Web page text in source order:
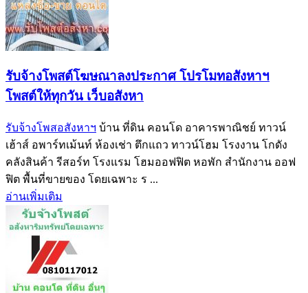
รับจ้างโพสต์โฆษณาลงประกาศ โปรโมทอสังหาฯ
โพสต์ให้ทุกวัน เว็บอสังหา
รับจ้างโพสอสังหาฯ บ้าน ที่ดิน คอนโด อาคารพาณิชย์ ทาวน์
เฮ้าส์ อพาร์ทเม้นท์ ห้องเช่า ตึกแถว ทาวน์โฮม โรงงาน โกดัง
คลังสินค้า รีสอร์ท โรงแรม โฮมออฟฟิต หอพัก สำนักงาน ออฟ
ฟิต พื้นที่ขายของ โดยเฉพาะ ร ...
อ่านเพิ่มเติม